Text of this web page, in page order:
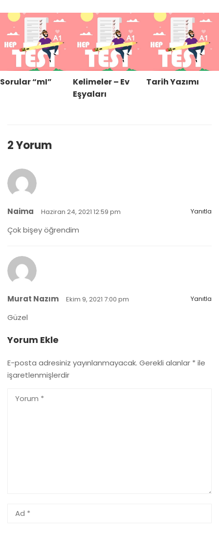
Sorular “mI”
Kelimeler – Ev
Eşyaları
Tarih Yazımı
2 Yorum
Naima Haziran 24, 2021 12:59 pm Yanıtla
Çok bişey öğrendim
Murat Nazım Ekim 9, 2021 7:00 pm Yanıtla
Güzel
Yorum Ekle
E-posta adresiniz yayınlanmayacak. Gerekli alanlar * ile
işaretlenmişlerdir